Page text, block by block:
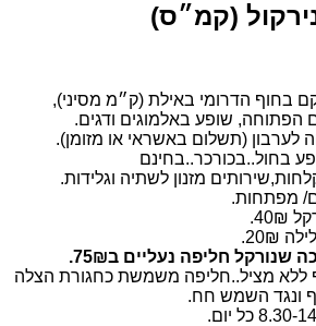
(קמ״ס)
בחוף הדרומי באילת (ק״מ מסיני),
הפתוחה, שופע באלמוגים ודגים.
לערבון (תשלום באשראי או מזומן).
בחול..בכורכר..בחינם
מזנון לשתיה וגלידות.
מפתחות.
20₪.
חליפה נעליים ב75₪.
ללא מציל..חליפה משמשת כחגורת הצלה
ונגד השמש חח.